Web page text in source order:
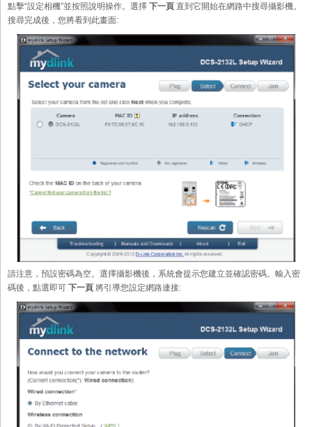
點擊“設定相機”並按照說明操作。選擇 下一頁 直到它開始在網路中搜尋攝影機。
搜尋完成後，您將看到此畫面:
請注意，預設密碼為空。選擇攝影機後，系統會提示您建立並確認密碼。輸入密
碼後，點選即可 下一頁 將引導您設定網路連接: